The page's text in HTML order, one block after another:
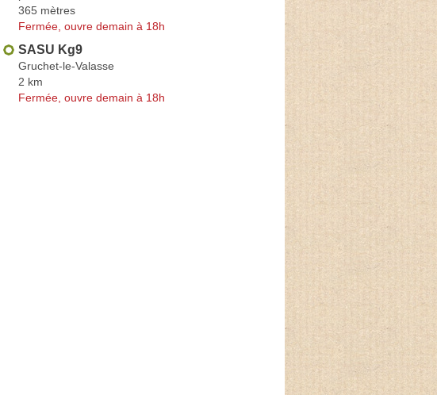
365 mètres
Fermée, ouvre demain à 18h
SASU Kg9
Gruchet-le-Valasse
2 km
Fermée, ouvre demain à 18h